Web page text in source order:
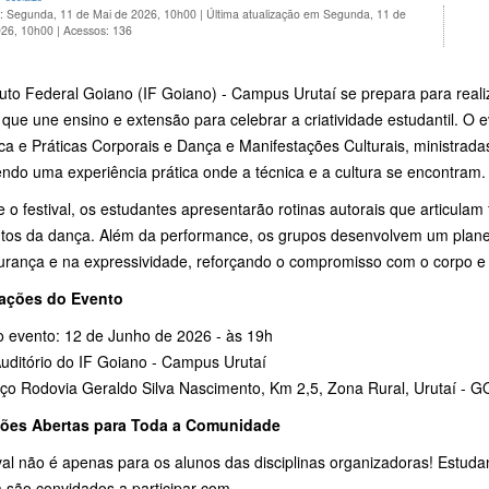
Segunda, 11 de Mai de 2026, 10h00 | Última atualização em Segunda, 11 de
10h00 | Acessos: 136
Federal Goiano (IF Goiano) - Campus Urutaí se prepara para
une ensino e extensão para celebrar a criatividade estudantil. O
e Práticas Corporais e Dança e Manifestações Culturais,
uma experiência prática onde a técnica e a cultura se encontram.
o festival, os estudantes apresentarão rotinas autorais que
da dança. Além da performance, os grupos desenvolvem um
e na expressividade, reforçando o compromisso com o corpo
do Evento
evento: 12 de Junho de 2026 - às 19h
do IF Goiano - Campus Urutaí
Rodovia Geraldo Silva Nascimento, Km 2,5, Zona Rural, Urutaí -
Abertas para Toda a Comunidade
não é apenas para os alunos das disciplinas organizadoras!